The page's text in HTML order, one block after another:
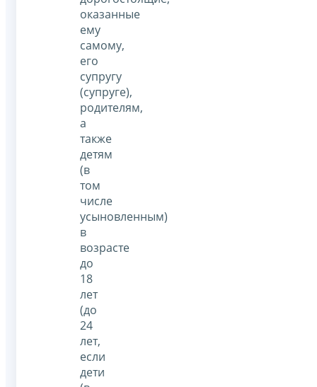
оказанные
ему
самому,
его
супругу
(супруге),
родителям,
а
также
детям
(в
том
числе
усыновленным)
в
возрасте
до
18
лет
(до
24
лет,
если
дети